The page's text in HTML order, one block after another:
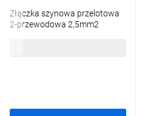
Złączka szynowa przelotowa
2-przewodowa 2,5mm2